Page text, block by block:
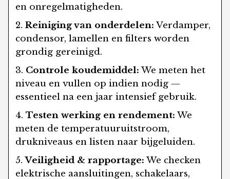
en onregelmatigheden.
Reiniging van onderdelen: Verdamper,
condensor, lamellen en filters worden
grondig gereinigd.
Controle koudemiddel: We meten het
niveau en vullen op indien nodig —
essentieel na een jaar intensief gebruik.
Testen werking en rendement: We
meten de temperatuuruitstroom,
drukniveaus en listen naar bijgeluiden.
Veiligheid & rapportage: We checken
elektrische aansluitingen, schakelaars,